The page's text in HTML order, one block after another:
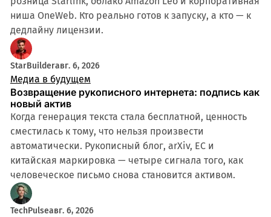
ниша OneWeb. Кто реально готов к запуску, а кто — к
дедлайну лицензии.
StarBuilderавг. 6, 2026
Медиа в будущем
Возвращение рукописного интернета: подпись как
новый актив
Когда генерация текста стала бесплатной, ценность
сместилась к тому, что нельзя произвести
автоматически. Рукописный блог, arXiv, ЕС и
китайская маркировка — четыре сигнала того, как
человеческое письмо снова становится активом.
TechPulseавг. 6, 2026